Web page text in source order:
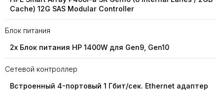
Cache) 12G SAS Modular Controller
Блок питания
2x Блок питания HP 1400W для Gen9, Gen10
Сетевой контроллер
Встроенный 4-портовый 1 Гбит/сек. Ethernet адаптер